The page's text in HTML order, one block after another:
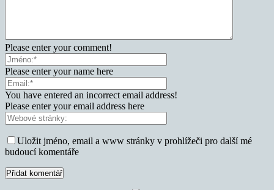
Please enter your comment!
Please enter your name here
You have entered an incorrect email address!
Please enter your email address here
Uložit jméno, email a www stránky v prohlížeči pro další mé
budoucí komentáře